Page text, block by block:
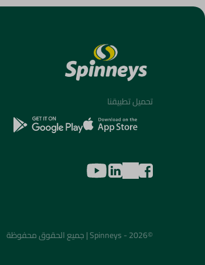
تحميل تطبيقنا
©2026 - Spinneys | جميع الحقوق محفوظة